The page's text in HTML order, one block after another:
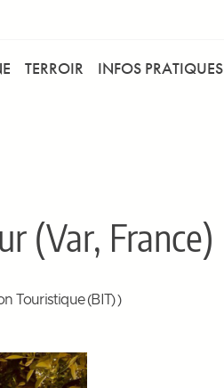
TERROIR
INFOS PRATIQUES
(Var, France)
Touristique (BIT) )